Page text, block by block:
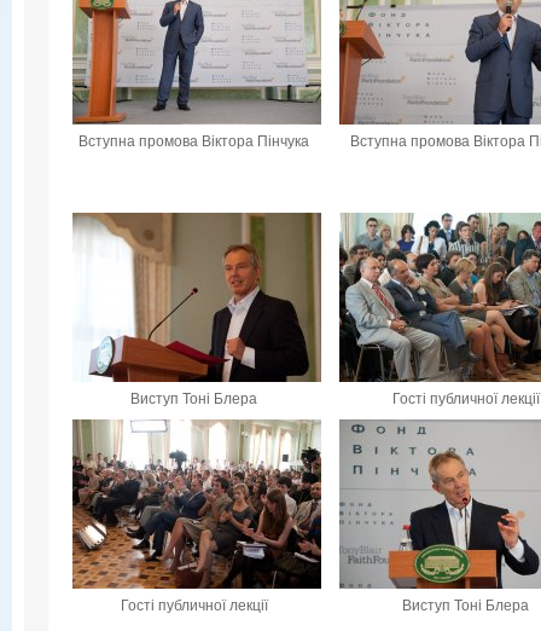
Вступна промова Віктора Пінчука Вступна промова Віктора
Виступ Тоні Блера Гості публичної лекції
Гості публичної лекції Виступ Тоні Блера